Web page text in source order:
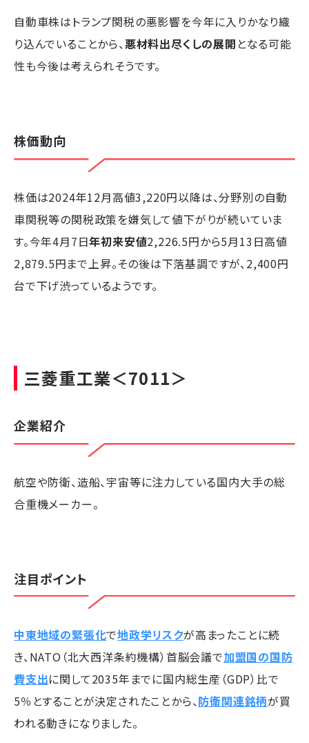
自動車株はトランプ関税の悪影響を今年に入りかなり織
り込んでいることから、悪材料出尽くしの展開 となる可能
性も今後は考えられそうです。
株価動向
株価は2024年12月高値3,220円以降は、分野別の自動
車関税等の関税政策を嫌気して値下がりが続いていま
す。今年4月7日年初来安値2,226.5円から5月13日高値
2,879.5円まで上昇。その後は下落基調ですが、2,400円
台で下げ渋っているようです。
三菱重工業＜7011＞
企業紹介
航空や防衛、造船、宇宙等に注力している国内大手の総
合重機メーカー。
注目ポイント
中東地域の緊張化で地政学リスクが高まったことに続
き、NATO（北大西洋条約機構）首脳会議で加盟国の国防
費支出に関して2035年までに国内総生産（GDP）比で
5％とすることが決定されたことから、防衛関連銘柄が買
われる動きになりました。